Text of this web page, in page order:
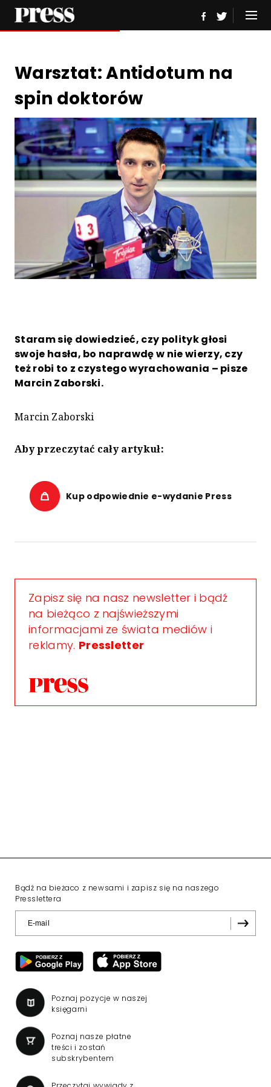
Warsztat: Antidotum na
spin doktorów
Staram się dowiedzieć, czy polityk głosi
swoje hasła, bo naprawdę w nie wierzy, czy
też robi to z czystego wyrachowania – pisze
Marcin Zaborski.
Marcin Zaborski
Aby przeczytać cały artykuł:
Kup odpowiednie e-wydanie Press
Zapisz się na nasz newsletter i bądź
na bieżąco z najświeższymi
informacjami ze świata mediów i
reklamy. Pressletter
Bądź na bieżaco z newsami i zapisz się na naszego
Presslettera
Poznaj pozycje w naszej
księgarni
Poznaj nasze płatne
treści i zostań
subskrybentem